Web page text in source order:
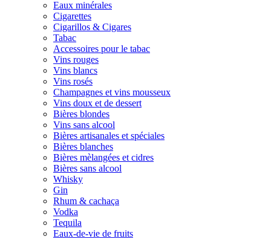
Eaux minérales
Cigarettes
Cigarillos & Cigares
Tabac
Accessoires pour le tabac
Vins rouges
Vins blancs
Vins rosés
Champagnes et vins mousseux
Vins doux et de dessert
Bières blondes
Vins sans alcool
Bières artisanales et spéciales
Bières blanches
Bières mèlangées et cidres
Bières sans alcool
Whisky
Gin
Rhum & cachaça
Vodka
Tequila
Eaux-de-vie de fruits